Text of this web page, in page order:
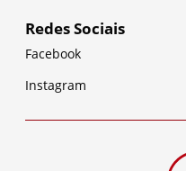
Redes Sociais
Facebook
Instagram